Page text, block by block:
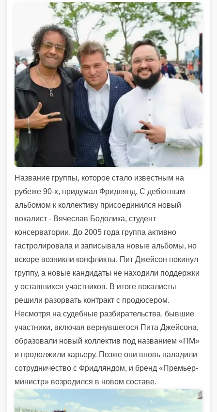
Название группы, которое стало известным на
рубеже 90-х, придумал Фридлянд. С дебютным
альбомом к коллективу присоединился новый
вокалист - Вячеслав Бодолика, студент
консерватории. До 2005 года группа активно
гастролировала и записывала новые альбомы, но
вскоре возникли конфликты. Пит Джейсон покинул
группу, а новые кандидаты не находили поддержки
у оставшихся участников. В итоге вокалисты
решили разорвать контракт с продюсером.
Несмотря на судебные разбирательства, бывшие
участники, включая вернувшегося Пита Джейсона,
образовали новый коллектив под названием «ПМ»
и продолжили карьеру. Позже они вновь наладили
сотрудничество с Фридляндом, и бренд «Премьер-
министр» возродился в новом составе.